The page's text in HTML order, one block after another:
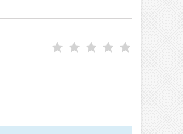
0445115035 , 0445115036 ,
0445115079 , 0986435358 ,